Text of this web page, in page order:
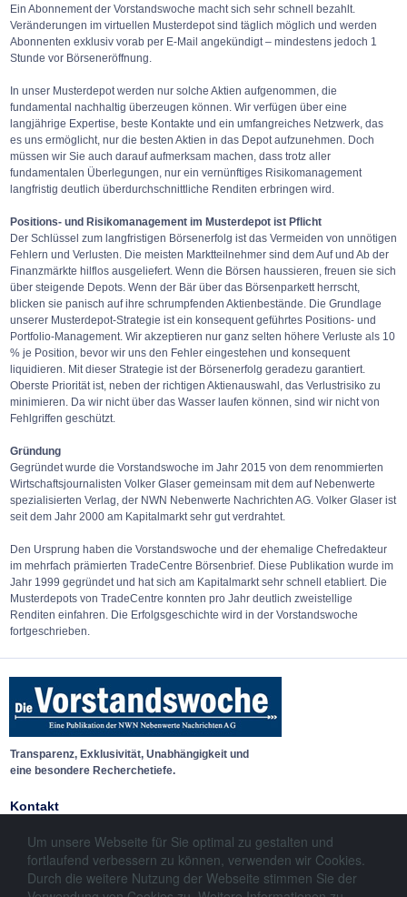
Ein Abonnement der Vorstandswoche macht sich sehr schnell bezahlt.
Veränderungen im virtuellen Musterdepot sind täglich möglich und werden
Abonnenten exklusiv vorab per E-Mail angekündigt – mindestens jedoch 1
Stunde vor Börseneröffnung.
In unser Musterdepot werden nur solche Aktien aufgenommen, die
fundamental nachhaltig überzeugen können. Wir verfügen über eine
langjährige Expertise, beste Kontakte und ein umfangreiches Netzwerk, das
es uns ermöglicht, nur die besten Aktien in das Depot aufzunehmen. Doch
müssen wir Sie auch darauf aufmerksam machen, dass trotz aller
fundamentalen Überlegungen, nur ein vernünftiges Risikomanagement
langfristig deutlich überdurchschnittliche Renditen erbringen wird.
Positions- und Risikomanagement im Musterdepot ist Pflicht
Der Schlüssel zum langfristigen Börsenerfolg ist das Vermeiden von unnötigen
Fehlern und Verlusten. Die meisten Marktteilnehmer sind dem Auf und Ab der
Finanzmärkte hilflos ausgeliefert. Wenn die Börsen haussieren, freuen sie sich
über steigende Depots. Wenn der Bär über das Börsenparkett herrscht,
blicken sie panisch auf ihre schrumpfenden Aktienbestände. Die Grundlage
unserer Musterdepot-Strategie ist ein konsequent geführtes Positions- und
Portfolio-Management. Wir akzeptieren nur ganz selten höhere Verluste als 10
% je Position, bevor wir uns den Fehler eingestehen und konsequent
liquidieren. Mit dieser Strategie ist der Börsenerfolg geradezu garantiert.
Oberste Priorität ist, neben der richtigen Aktienauswahl, das Verlustrisiko zu
minimieren. Da wir nicht über das Wasser laufen können, sind wir nicht von
Fehlgriffen geschützt.
Gründung
Gegründet wurde die Vorstandswoche im Jahr 2015 von dem renommierten
Wirtschaftsjournalisten Volker Glaser gemeinsam mit dem auf Nebenwerte
spezialisierten Verlag, der NWN Nebenwerte Nachrichten AG. Volker Glaser ist
seit dem Jahr 2000 am Kapitalmarkt sehr gut verdrahtet.
Den Ursprung haben die Vorstandswoche und der ehemalige Chefredakteur
im mehrfach prämierten TradeCentre Börsenbrief. Diese Publikation wurde im
Jahr 1999 gegründet und hat sich am Kapitalmarkt sehr schnell etabliert. Die
Musterdepots von TradeCentre konnten pro Jahr deutlich zweistellige
Renditen einfahren. Die Erfolgsgeschichte wird in der Vorstandswoche
fortgeschrieben.
Transparenz, Exklusivität, Unabhängigkeit und
eine besondere Recherchetiefe.
Kontakt
Abonnement-Service
Hausener Weg 29
60489 Frankfurt am Main
Telefon: (069) 78 80 88 06 -15
Telefax: (069) 78 80 88 06 - 88
www.vorstandswoche.de
Um unsere Webseite für Sie optimal zu gestalten und
fortlaufend verbessern zu können, verwenden wir Cookies.
Durch die weitere Nutzung der Webseite stimmen Sie der